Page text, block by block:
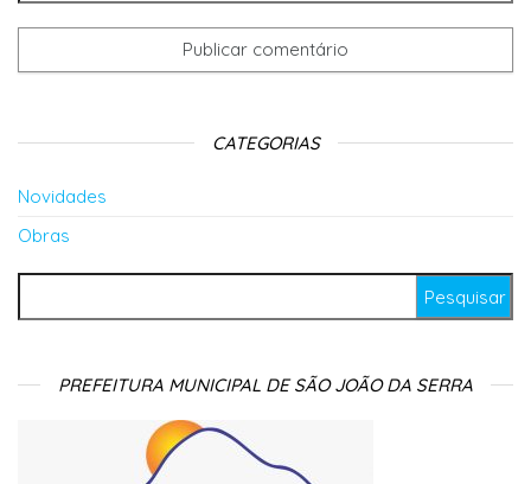
CATEGORIAS
Novidades
Obras
PREFEITURA MUNICIPAL DE SÃO JOÃO DA SERRA